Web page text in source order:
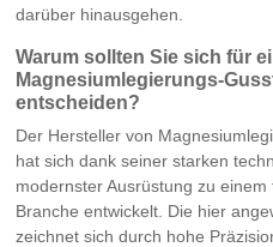
darüber hinausgehen.
Warum sollten Sie sich für
Magnesiumlegierungs-
entscheiden?
Der Hersteller von
hat sich dank seiner starken
modernster Ausrüstung zu
Branche entwickelt. Die hier
zeichnet sich durch hohe